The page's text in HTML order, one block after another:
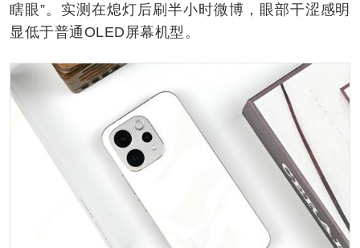
瞎眼”。实测在熄灯后刷半小时微博，眼部干涩感明
显低于普通OLED屏幕机型。